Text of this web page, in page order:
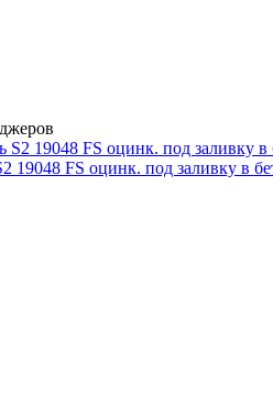
19048 FS оцинк. под заливку в